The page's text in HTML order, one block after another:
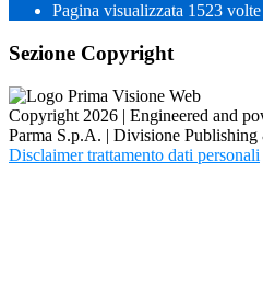
Pagina visualizzata 1523 volte
Sezione Copyright
Copyright 2026 | Engineered and
Parma S.p.A. | Divisione
Disclaimer trattamento dati personali